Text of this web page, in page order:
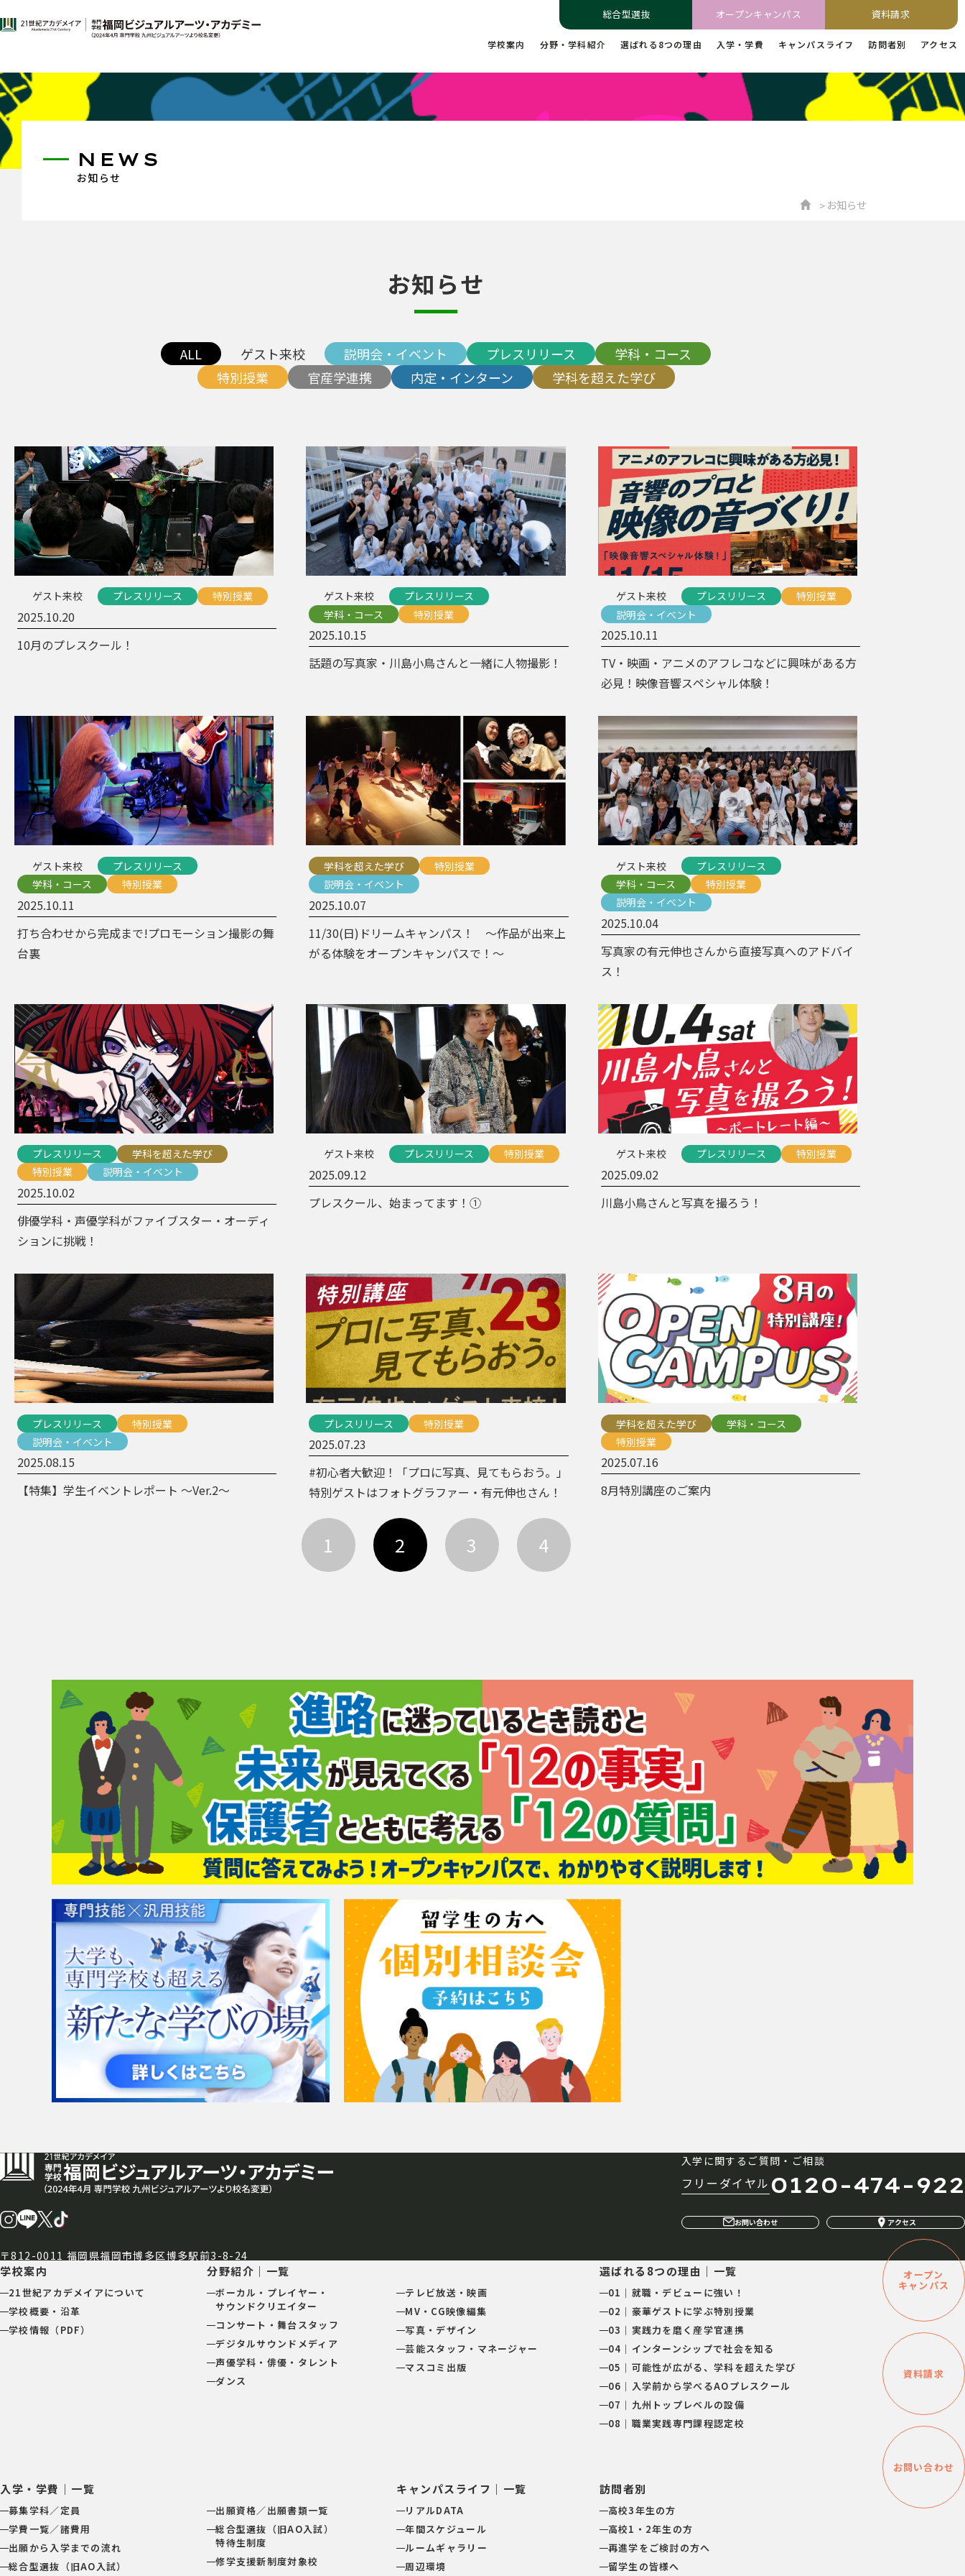
総合型選抜 オープンキャンパス 資料請求
学校案内 分野・学科紹介 選ばれる8つの理由 入学・学費 キャンパスライフ 訪問者別 アクセス
お知らせ
NEWS
お知らせ
お知らせ
ALL ゲスト来校 説明会・イベント プレスリリース
学科・コース
特別授業
官産学連携 内定・インターン 学科を超えた学び
ゲスト来校 プレスリリース 特別授業
2025.10.20
10月のプレスクール！
ゲスト来校
プレスリリース
学科・コース
特別授業
2025.10.15
話題の写真家・川島小鳥さんと一緒に人物撮影！
ゲスト来校 プレスリリース
特別授業
説明会・イベント
2025.10.11
TV・映画・アニメのアフレコなどに興味がある方
必見！映像音響スペシャル体験！
ゲスト来校
プレスリリース
学科・コース
特別授業
2025.10.11
打ち合わせから完成まで!プロモーション撮影の舞
台裏
学科を超えた学び
特別授業
説明会・イベント
2025.10.07
11/30(日)ドリームキャンパス！ 〜作品が出来上
がる体験をオープンキャンパスで！〜
ゲスト来校
プレスリリース
学科・コース
特別授業
説明会・イベント
2025.10.04
写真家の有元伸也さんから直接写真へのアドバイ
ス！
プレスリリース
学科を超えた学び
特別授業
説明会・イベント
2025.10.02
俳優学科・声優学科がファイブスター・オーディ
ションに挑戦！
ゲスト来校 プレスリリース 特別授業
2025.09.12
プレスクール、始まってます！①
ゲスト来校 プレスリリース 特別授業
2025.09.02
川島小鳥さんと写真を撮ろう！
プレスリリース
特別授業
説明会・イベント
2025.08.15
【特集】学生イベントレポート 〜Ver.2〜
プレスリリース 特別授業
2025.07.23
#初心者大歓迎！「プロに写真、見てもらおう。」
特別ゲストはフォトグラファー・有元伸也さん！
学科を超えた学び
学科・コース
特別授業
2025.07.16
8月特別講座のご案内
1 2 3 4
入学に関するご質問・ご相談
フリーダイヤル 0120-474-922
お問い合わせ アクセス
〒812-0011 福岡県福岡市博多区博多駅前3-8-24
学校案内
21世紀アカデメイアについて
学校概要・沿革
学校情報（PDF）
分野紹介｜一覧
ボーカル・プレイヤー・
サウンドクリエイター
コンサート・舞台スタッフ
デジタルサウンドメディア
声優学科・俳優・タレント
ダンス
テレビ放送・映画
MV・CG映像編集
写真・デザイン
芸能スタッフ・マネージャー
マスコミ出版
選ばれる8つの理由｜一覧
01｜就職・デビューに強い！
02｜豪華ゲストに学ぶ特別授業
03｜実践力を磨く産学官連携
04｜インターンシップで社会を知る
05｜可能性が広がる、学科を超えた学び
06｜入学前から学べるAOプレスクール
07｜九州トップレベルの設備
08｜職業実践専門課程認定校
入学・学費｜一覧
募集学科／定員
学費一覧／諸費用
出願から入学までの流れ
総合型選抜（旧AO入試）
出願資格／出願書類一覧
総合型選抜（旧AO入試）
特待生制度
修学支援新制度対象校
キャンパスライフ｜一覧
リアルDATA
年間スケジュール
ルームギャラリー
周辺環境
訪問者別
高校3年生の方
高校1・2年生の方
再進学をご検討の方へ
留学生の皆様へ
オープン
キャンパス
資料請求
お問い合わせ